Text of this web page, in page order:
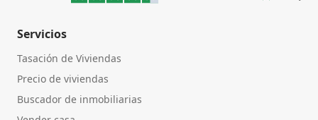
Servicios
Tasación de Viviendas
Precio de viviendas
Buscador de inmobiliarias